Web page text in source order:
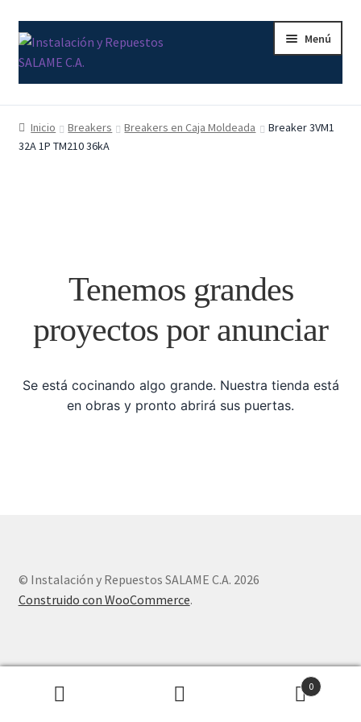
Ir
a
la
Ir
al
contenido
Menú
Inicio
Carrito
Finalizar compra
Sample Page
Inicio Breakers Breakers en Caja Moldeada
Breaker 3VM1
32A 1P TM210 36kA
Tenemos grandes
proyectos por anunciar
Se está cocinando algo grande. Nuestra tienda está
en obras y pronto abrirá sus puertas.
© Instalación y Repuestos SALAME C.A. 2026
Construido con WooCommerce.
0